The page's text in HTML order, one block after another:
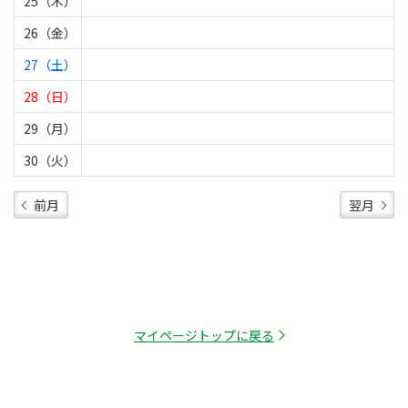
26（金）
27（土）
28（日）
29（月）
30（火）
前月 翌月
マイページトップに戻る